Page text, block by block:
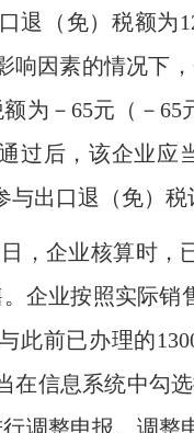
退（免）税额为
响因素的情况下
为－65元（－65
过后，该企业应
与出口退（免）税
，企业核算时，
企业按照实际销
此前已办理的
在信息系统中勾
调整申报。调整